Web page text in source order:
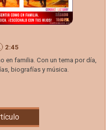
2:45
en familia. Con un tema por día,
biografías y música.